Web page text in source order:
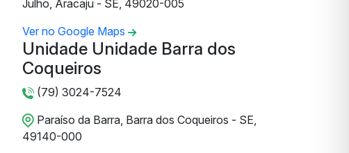
Julho, Aracaju - SE, 49020-005
Ver no Google Maps
Unidade Unidade Barra dos
Coqueiros
(79) 3024-7524
Paraíso da Barra, Barra dos Coqueiros - SE,
49140-000